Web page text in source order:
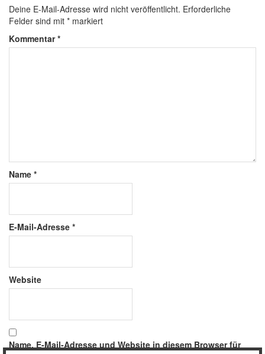
Deine E-Mail-Adresse wird nicht veröffentlicht. Erforderliche
Felder sind mit * markiert
Kommentar*
Name *
E-Mail-Adresse *
Website
Name, E-Mail-Adresse und Website in diesem Browser für